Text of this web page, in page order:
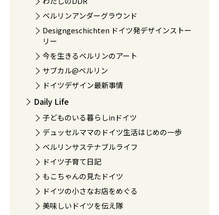
ベルリンアンダーグラウンド
Designgeschichten ドイツ発デザインストー
リー
今を生きるベルリンのアート
サブカル@ベルリン
ドイツデザイン最新事情
Daily Life
子どものいる暮らしinドイツ
デュッセルママのドイツ生活はじめの一歩
ベルリンサステナブルライフ
ドイツ子育て日記
もこちゃんの見たドイツ
ドイツの小さなお店をめぐる
美味しいドイツを伝え隊